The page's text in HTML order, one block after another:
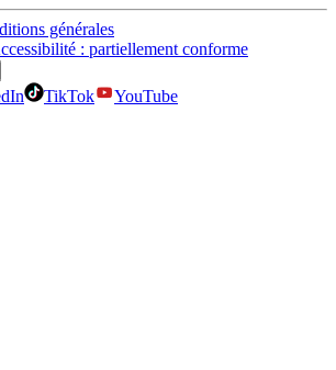
générales
: partiellement conforme
TikTok
YouTube